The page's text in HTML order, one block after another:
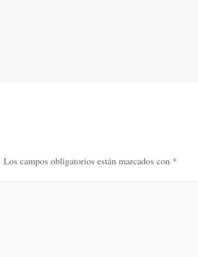
Los campos obligatorios están marcados con *